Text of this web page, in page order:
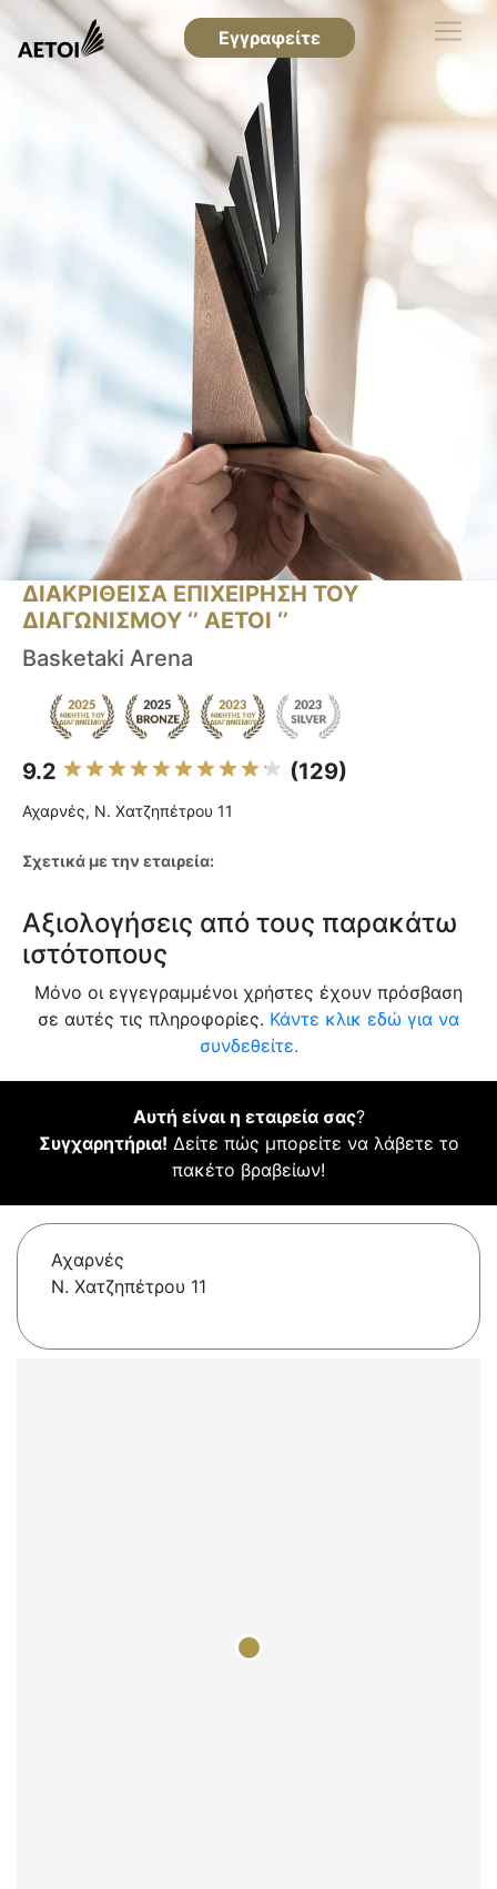
Εγγραφείτε
ΔΙΑΚΡΙΘΕΙΣΑ ΕΠΙΧΕΙΡΗΣΗ ΤΟΥ
ΔΙΑΓΩΝΙΣΜΟΥ ‘’ ΑΕΤΟΙ ‘’
Basketaki Arena
9.2 (129)
Αχαρνές, Ν. Χατζηπέτρου 11
Σχετικά με την εταιρεία:
Αξιολογήσεις από τους παρακάτω
ιστότοπους
Μόνο οι εγγεγραμμένοι χρήστες έχουν πρόσβαση
σε αυτές τις πληροφορίες. Κάντε κλικ εδώ για να
συνδεθείτε.
Αυτή είναι η εταιρεία σας?
Συγχαρητήρια! Δείτε πώς μπορείτε να λάβετε το
πακέτο βραβείων!
Αχαρνές
Ν. Χατζηπέτρου 11